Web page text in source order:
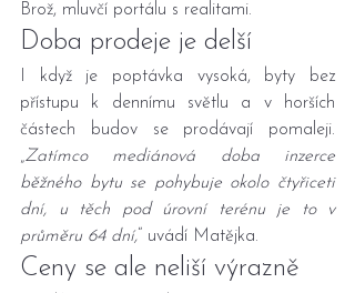
Brož, mluvčí portálu s realitami.
Doba prodeje je delší
I když je poptávka vysoká, byty bez
přístupu k dennímu světlu a v horších
částech budov se prodávají pomaleji.
„Zatímco mediánová doba inzerce
běžného bytu se pohybuje okolo čtyřiceti
dní, u těch pod úrovní terénu je to v
průměru 64 dní, “ uvádí Matějka.
Ceny se ale neliší výrazně